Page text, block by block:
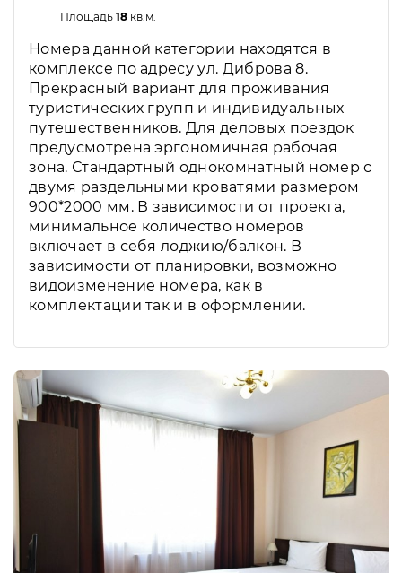
Площадь18 кв.м.
Номера данной категории находятся в
комплексе по адресу ул. Диброва 8.
Прекрасный вариант для проживания
туристических групп и индивидуальных
путешественников. Для деловых поездок
предусмотрена эргономичная рабочая
зона. Стандартный однокомнатный номер с
двумя раздельными кроватями размером
900*2000 мм. В зависимости от проекта,
минимальное количество номеров
включает в себя лоджию/балкон. В
зависимости от планировки, возможно
видоизменение номера, как в
комплектации так и в оформлении.